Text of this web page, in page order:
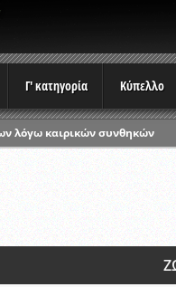
Γ' κατηγορία Κύπελλο
λόγω καιρικών συνθηκών
Πρωταθλημάτων
γραπτών